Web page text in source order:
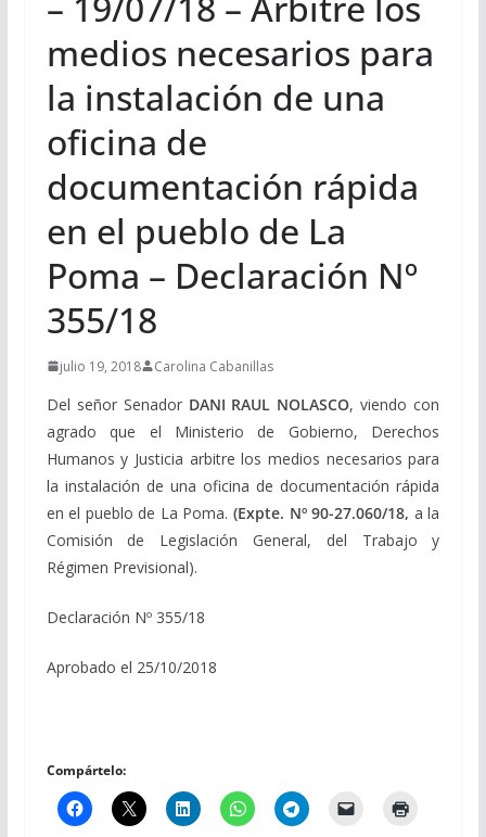
medios necesarios para
la instalación de una
oficina de
documentación rápida
en el pueblo de La
Poma – Declaración Nº
355/18
julio 19, 2018 Carolina Cabanillas
Del señor SenadorDANI RAUL NOLASCO, viendo con
agrado que el Ministerio de Gobierno, Derechos
Humanos y Justicia arbitre los medios necesarios para
la instalación de una oficina de documentación rápida
en el pueblo de La Poma. (Expte. Nº 90-27.060/18, a la
Comisión de Legislación General, del Trabajo y
Régimen Previsional).
Declaración Nº 355/18
Aprobado el 25/10/2018
Compártelo: